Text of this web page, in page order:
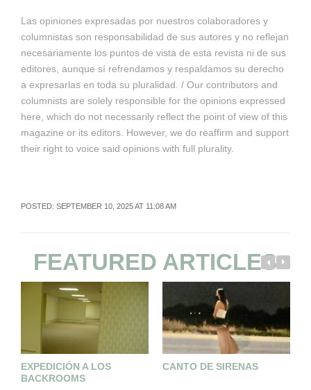
Las opiniones expresadas por nuestros colaboradores y
columnistas son responsabilidad de sus autores y no reflejan
necesariamente los puntos de vista de esta revista ni de sus
editores, aunque sí refrendamos y respaldamos su derecho
a expresarlas en toda su pluralidad. / Our contributors and
columnists are solely responsible for the opinions expressed
here, which do not necessarily reflect the point of view of this
magazine or its editors. However, we do reaffirm and support
their right to voice said opinions with full plurality.
POSTED: SEPTEMBER 10, 2025 AT 11:08 AM
FEATURED ARTICLES
EXPEDICIÓN A LOS
BACKROOMS
CANTO DE SIRENAS